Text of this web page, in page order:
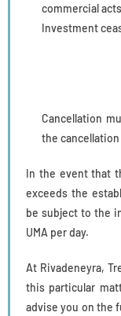
commercial
Investment
Cancellation
the
In the event that
exceeds the
be subject to the
UMA per day.
At Rivadeneyra,
this particular
advise you on the